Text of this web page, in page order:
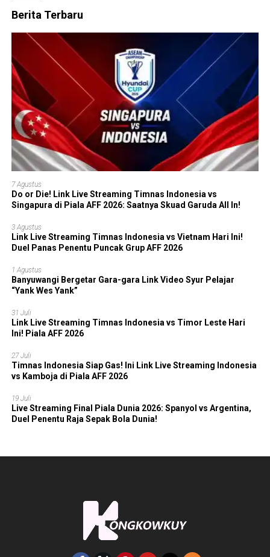
Berita Terbaru
7 Agustus
Do or Die! Link Live Streaming Timnas Indonesia vs
Singapura di Piala AFF 2026: Saatnya Skuad Garuda All In!
3 Agustus
Link Live Streaming Timnas Indonesia vs Vietnam Hari Ini!
Duel Panas Penentu Puncak Grup AFF 2026
1 Agustus
Banyuwangi Bergetar Gara-gara Link Video Syur Pelajar
“Yank Wes Yank”
31 Juli
Link Live Streaming Timnas Indonesia vs Timor Leste Hari
Ini! Piala AFF 2026
27 Juli
Timnas Indonesia Siap Gas! Ini Link Live Streaming Indonesia
vs Kamboja di Piala AFF 2026
19 Juli
Live Streaming Final Piala Dunia 2026: Spanyol vs Argentina,
Duel Penentu Raja Sepak Bola Dunia!